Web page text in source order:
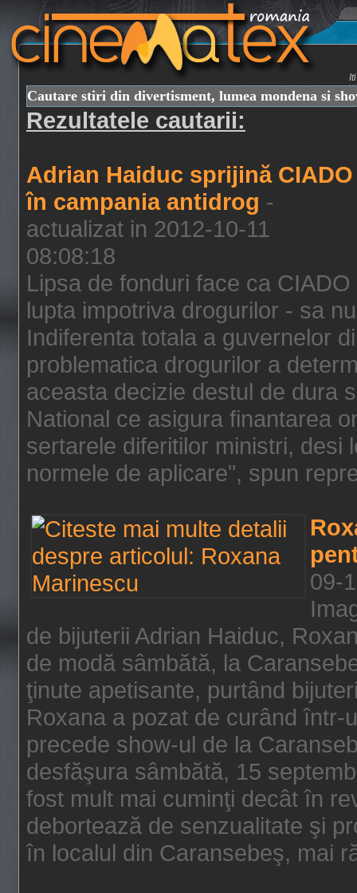
Cautare stiri din divertisment, lumea mondena si
Rezultatele cautarii:
Adrian Haiduc sprijină CIADO
în campania antidrog -
actualizat in 2012-10-11
08:08:18
Lipsa de fonduri face ca
lupta impotriva drogurilor - sa
Indiferenta totala a guvernelor
problematica drogurilor a
aceasta decizie destul de dura
National ce asigura finantarea
sertarele diferitilor ministri, desi
normele de aplicare", spun
09-
de bijuterii Adrian Haiduc,
de modă sâmbătă, la
ţinute apetisante, purtând
Roxana a pozat de curând
precede show-ul de la
desfăşura sâmbătă, 15
fost mult mai cuminţi decât în
debortează de senzualitate şi
în localul din Caransebeş, mai